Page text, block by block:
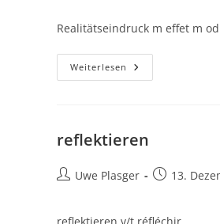
Realitätseindruck m effet m
Weiterlesen
reflektieren
Beitrags-
Uwe Plasger
Beitrag
13.